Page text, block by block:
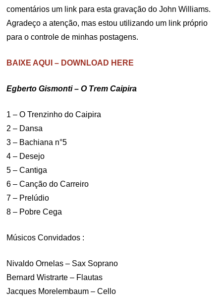
comentários um link para esta gravação do John Williams.
Agradeço a atenção, mas estou utilizando um link próprio
para o controle de minhas postagens.
BAIXE AQUI – DOWNLOAD HERE
Egberto Gismonti – O Trem Caipira
1 – O Trenzinho do Caipira
2 – Dansa
3 – Bachiana n°5
4 – Desejo
5 – Cantiga
6 – Canção do Carreiro
7 – Prelúdio
8 – Pobre Cega
Músicos Convidados :
Nivaldo Ornelas – Sax Soprano
Bernard Wistrarte – Flautas
Jacques Morelembaum – Cello